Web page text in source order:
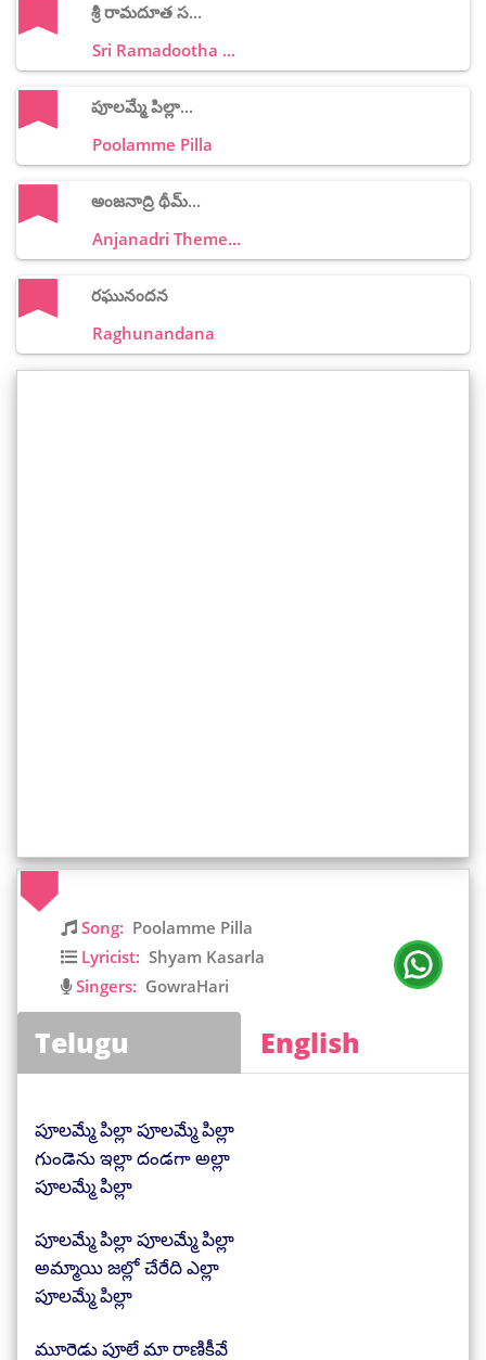
శ్రీ రామదూత స...
Sri Ramadootha ...
పూలమ్మే పిల్లా...
Poolamme Pilla
అంజనాద్రి థీమ్...
Anjanadri Theme...
రఘునందన
Raghunandana
Song: Poolamme Pilla
Lyricist: Shyam Kasarla
Singers: GowraHari
Telugu English
పూలమ్మే పిల్లా పూలమ్మే పిల్లా
గుండెను ఇల్లా దండగా అల్లా
పూలమ్మే పిల్లా
పూలమ్మే పిల్లా పూలమ్మే పిల్లా
అమ్మాయి జల్లో చేరేది ఎల్లా
పూలమ్మే పిల్లా
మూరెడు పూలే మా రాణికీవే